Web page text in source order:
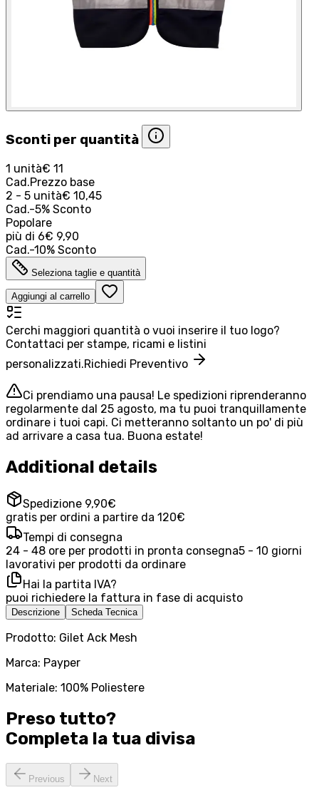
Sconti per quantità
1 unità€ 11
Cad.Prezzo base
2 - 5 unità€ 10,45
Cad.-5% Sconto
Popolare
più di 6€ 9,90
Cad.-10% Sconto
Seleziona taglie e quantità
Aggiungi al carrello
Cerchi maggiori quantità o vuoi inserire il tuo logo?
Contattaci per stampe, ricami e listini
personalizzati.Richiedi Preventivo
Ci prendiamo una pausa! Le spedizioni riprenderanno
regolarmente dal 25 agosto, ma tu puoi tranquillamente
ordinare i tuoi capi. Ci metteranno soltanto un po' di più
ad arrivare a casa tua. Buona estate!
Additional details
Spedizione 9,90€
gratis per ordini a partire da 120€
Tempi di consegna
24 - 48 ore per prodotti in pronta consegna5 - 10 giorni
lavorativi per prodotti da ordinare
Hai la partita IVA?
puoi richiedere la fattura in fase di acquisto
Descrizione Scheda Tecnica
Prodotto: Gilet Ack Mesh
Marca: Payper
Materiale: 100% Poliestere
Preso tutto?
Completa la tua divisa
Previous Next